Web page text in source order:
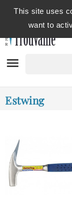

Estwing
This site uses
want to